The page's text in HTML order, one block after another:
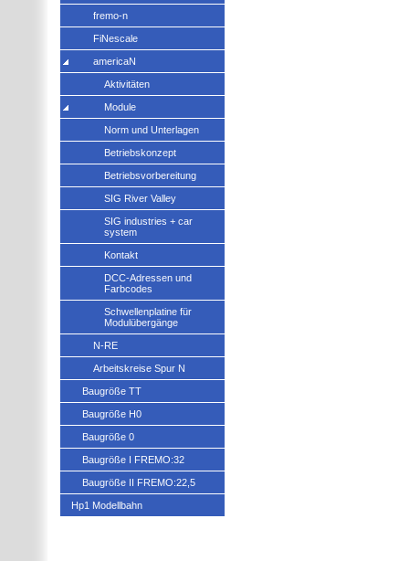
fremo-n
FiNescale
americaN
Aktivitäten
Module
Norm und Unterlagen
Betriebskonzept
Betriebsvorbereitung
SIG River Valley
SIG industries + car
system
Kontakt
DCC-Adressen und
Farbcodes
Schwellenplatine für
Modulübergänge
N-RE
Arbeitskreise Spur N
Baugröße TT
Baugröße H0
Baugröße 0
Baugröße I FREMO:32
Baugröße II FREMO:22,5
Hp1 Modellbahn